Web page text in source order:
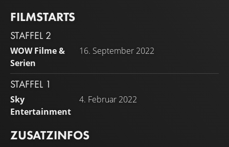
FILMSTARTS
STAFFEL 2
WOW Filme &
Serien
16. September 2022
STAFFEL 1
Sky
Entertainment
4. Februar 2022
ZUSATZINFOS